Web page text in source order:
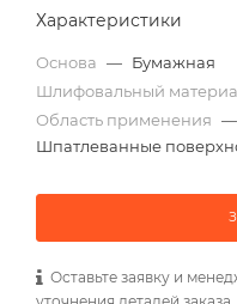
Характеристики
Основа — Бумажная
Шлифовальный
Область применения —
Шпатлеванные
Оставьте заявку и